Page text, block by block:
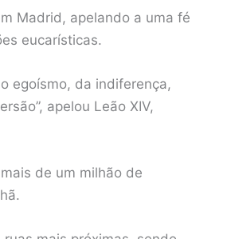
Madrid, apelando a uma fé
eucarísticas.
egoísmo, da indiferença,
apelou Leão XIV,
de um milhão de